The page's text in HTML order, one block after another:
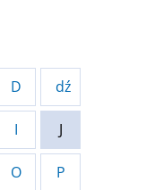
D dź
I J
O P